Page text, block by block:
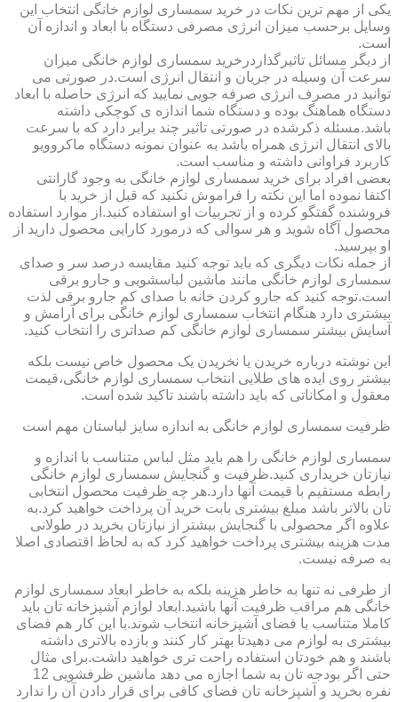
یکی از مهم ترین نکات در خرید سمساری لوازم خانگی انتخاب این
وسایل برحسب میزان انرژی مصرفی دستگاه با ابعاد و اندازه آن
است.
از دیگر مسائل تاثیرگذاردرخرید سمساری لوازم خانگی میزان
سرعت آن وسیله در جریان و انتقال انرژی است.در صورتی می
توانید در مصرف انرژی صرفه جویی نمایید که انرژی حاصله با ابعاد
دستگاه هماهنگ بوده و دستگاه شما اندازه ی کوچکی داشته
باشد.مسئله ذکرشده در صورتی تاثیر چند برابر دارد که با سرعت
بالای انتقال انرژی همراه باشد به عنوان نمونه دستگاه ماکروویو
کاربرد فراوانی داشته و مناسب است.
بعضی افراد برای خرید سمساری لوازم خانگی به وجود گارانتی
اکتفا نموده اما این نکته را فراموش نکنید که قبل از خرید با
فروشنده گفتگو کرده و از تجربیات او استفاده کنید.از موارد استفاده
محصول آگاه شوید و هر سوالی که درمورد کارایی محصول دارید از
او بپرسید.
از جمله نکات دیگری که باید توجه کنید مقایسه درصد سر و صدای
سمساری لوازم خانگی مانند ماشین لباسشویی و جارو برقی
است.توجه کنید که جارو کردن خانه با صدای کم جارو برقی لذت
بیشتری دارد هنگام انتخاب سمساری لوازم خانگی برای آرامش و
آسایش بیشتر سمساری لوازم خانگی کم صداتری را انتخاب کنید.
این نوشته درباره خریدن یا نخریدن یک محصول خاص نیست بلکه
بیشتر روی ایده های طلایی انتخاب سمساری لوازم خانگی،قیمت
معقول و امکاناتی که باید داشته باشند تاکید شده است.
ظرفیت سمساری لوازم خانگی به اندازه سایز لباستان مهم است
سمساری لوازم خانگی را هم باید مثل لباس متناسب با اندازه و
نیازتان خریداری کنید.ظرفیت و گنجایش سمساری لوازم خانگی
رابطه مستقیم با قیمت آنها دارد.هر چه ظرفیت محصول انتخابی
تان بالاتر باشد مبلغ بیشتری بابت خرید آن پرداخت خواهید کرد.به
علاوه اگر محصولی با گنجایش بیشتر از نیازتان بخرید در طولانی
مدت هزینه بیشتری پرداخت خواهید کرد که به لحاظ اقتصادی اصلا
به صرفه نیست.
از طرفی نه تنها به خاطر هزینه بلکه به خاطر ابعاد سمساری لوازم
خانگی هم مراقب ظرفیت آنها باشید.ابعاد لوازم آشپزخانه تان باید
کاملا متناسب با فضای آشپزخانه انتخاب شوند.با این کار هم فضای
بیشتری به لوازم می دهیدتا بهتر کار کنند و بازده بالاتری داشته
باشند و هم خودتان استفاده راحت تری خواهید داشت.برای مثال
حتی اگر بودجه تان به شما اجازه می دهد ماشین ظرفشویی 12
نفره بخرید و آشپزخانه تان فضای کافی برای قرار دادن آن را ندارد